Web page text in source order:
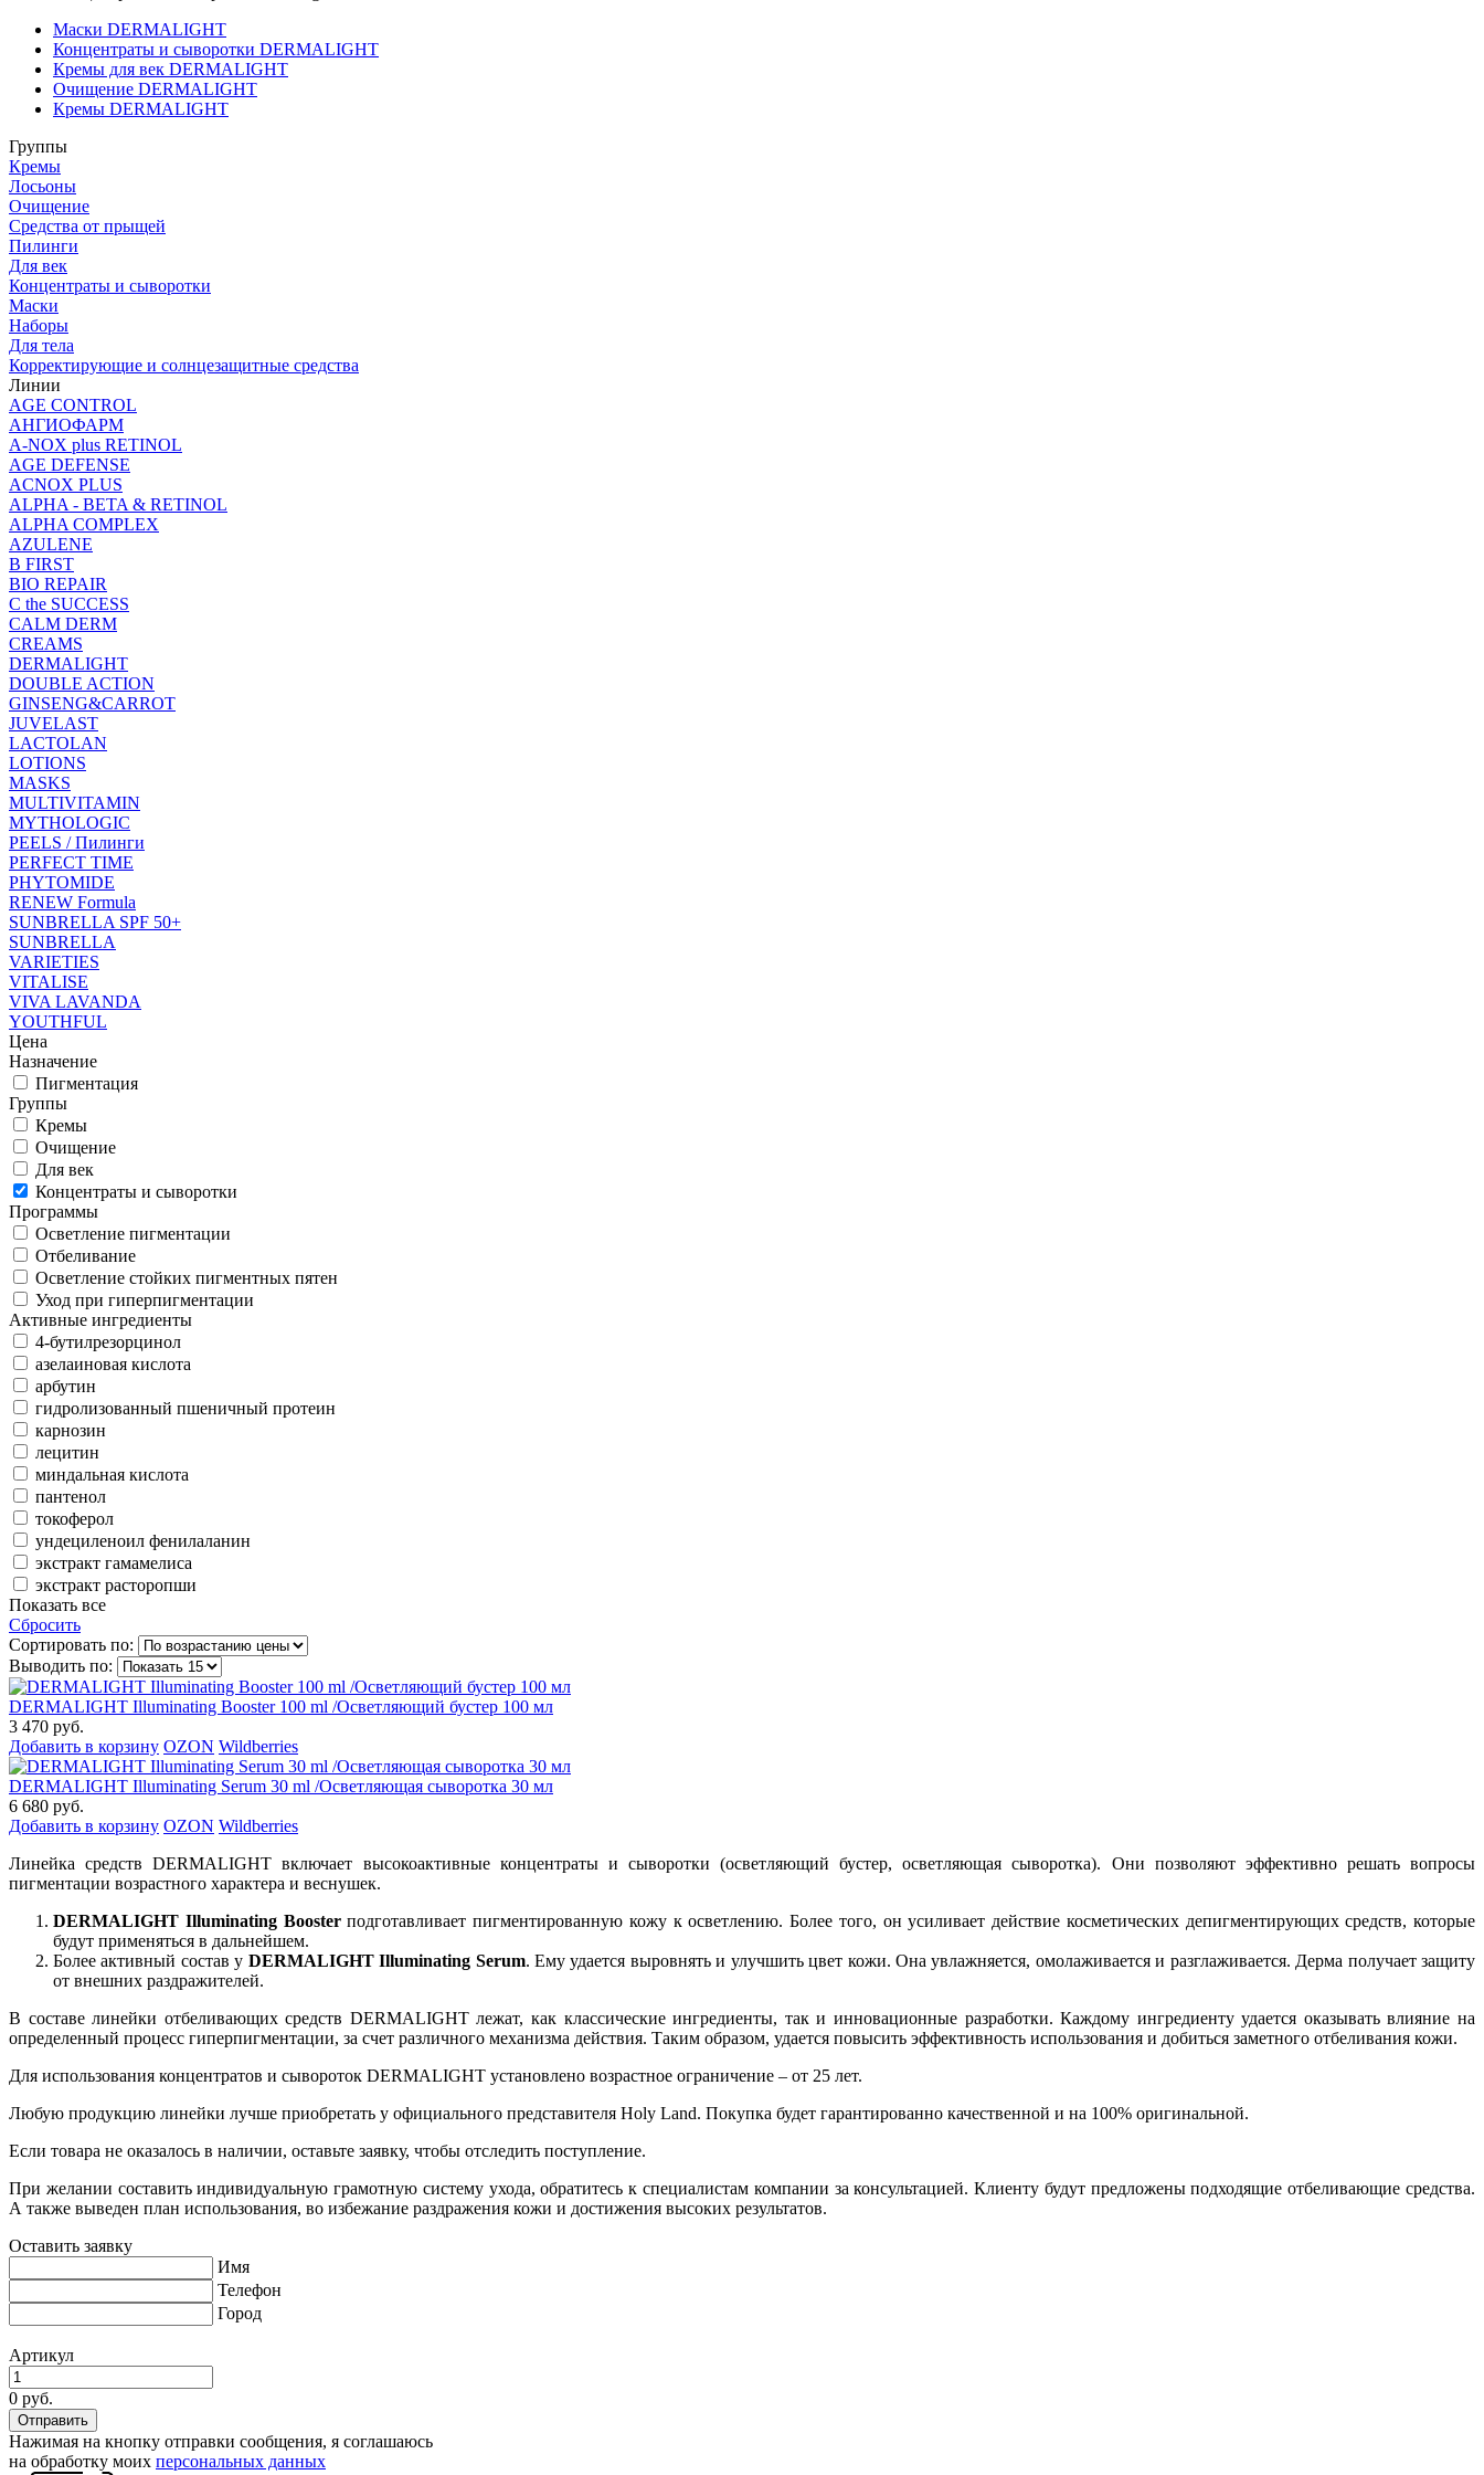
Маски DERMALIGHT
Концентраты и сыворотки DERMALIGHT
Кремы для век DERMALIGHT
Очищение DERMALIGHT
Кремы DERMALIGHT
Группы
Кремы
Лосьоны
Очищение
Средства от прыщей
Пилинги
Для век
Концентраты и сыворотки
Маски
Наборы
Для тела
Корректирующие и солнцезащитные средства
Линии
AGE CONTROL
АНГИОФАРМ
A-NOX plus RETINOL
AGE DEFENSE
ACNOX PLUS
ALPHA - BETA & RETINOL
ALPHA COMPLEX
AZULENE
B FIRST
BIO REPAIR
C the SUCCESS
CALM DERM
CREAMS
DERMALIGHT
DOUBLE ACTION
GINSENG&CARROT
JUVELAST
LACTOLAN
LOTIONS
MASKS
MULTIVITAMIN
MYTHOLOGIC
PEELS / Пилинги
PERFECT TIME
PHYTOMIDE
RENEW Formula
SUNBRELLA SPF 50+
SUNBRELLA
VARIETIES
VITALISE
VIVA LAVANDA
YOUTHFUL
Цена
Назначение
Пигментация
Группы
Кремы
Очищение
Для век
Концентраты и сыворотки
Программы
Осветление пигментации
Отбеливание
Осветление стойких пигментных пятен
Уход при гиперпигментации
Активные ингредиенты
4-бутилрезорцинол
азелаиновая кислота
арбутин
гидролизованный пшеничный протеин
карнозин
лецитин
миндальная кислота
пантенол
токоферол
ундециленоил фенилаланин
экстракт гамамелиса
экстракт расторопши
Показать все
Сбросить
Сортировать по:
Выводить по:
DERMALIGHT Illuminating Booster 100 ml /Осветляющий бустер 100 мл
3 470 руб.
Добавить в корзину OZON Wildberries
DERMALIGHT Illuminating Serum 30 ml /Осветляющая сыворотка 30 мл
6 680 руб.
Добавить в корзину OZON Wildberries
Линейка средств DERMALIGHT включает высокоактивные концентраты и сыворотки (осветляющий бустер, осветляющая сыворотка). Они позволяют эффективно решать вопросы
пигментации возрастного характера и веснушек.
DERMALIGHT Illuminating Boosterподготавливает пигментированную кожу к осветлению. Более того, он усиливает действие косметических депигментирующих средств, которые
будут применяться в дальнейшем.
Более активный состав у DERMALIGHT Illuminating Serum. Ему удается выровнять и улучшить цвет кожи. Она увлажняется, омолаживается и разглаживается. Дерма получает защиту
от внешних раздражителей.
В составе линейки отбеливающих средств DERMALIGHT лежат, как классические ингредиенты, так и инновационные разработки. Каждому ингредиенту удается оказывать влияние на
определенный процесс гиперпигментации, за счет различного механизма действия. Таким образом, удается повысить эффективность использования и добиться заметного отбеливания кожи.
Для использования концентратов и сывороток DERMALIGHT установлено возрастное ограничение – от 25 лет.
Любую продукцию линейки лучше приобретать у официального представителя Holy Land. Покупка будет гарантированно качественной и на 100% оригинальной.
Если товара не оказалось в наличии, оставьте заявку, чтобы отследить поступление.
При желании составить индивидуальную грамотную систему ухода, обратитесь к специалистам компании за консультацией. Клиенту будут предложены подходящие отбеливающие средства.
А также выведен план использования, во избежание раздражения кожи и достижения высоких результатов.
Оставить заявку
Имя
Телефон
Город
Артикул
0 руб.
Нажимая на кнопку отправки сообщения, я соглашаюсь
на обработку моих персональных данных